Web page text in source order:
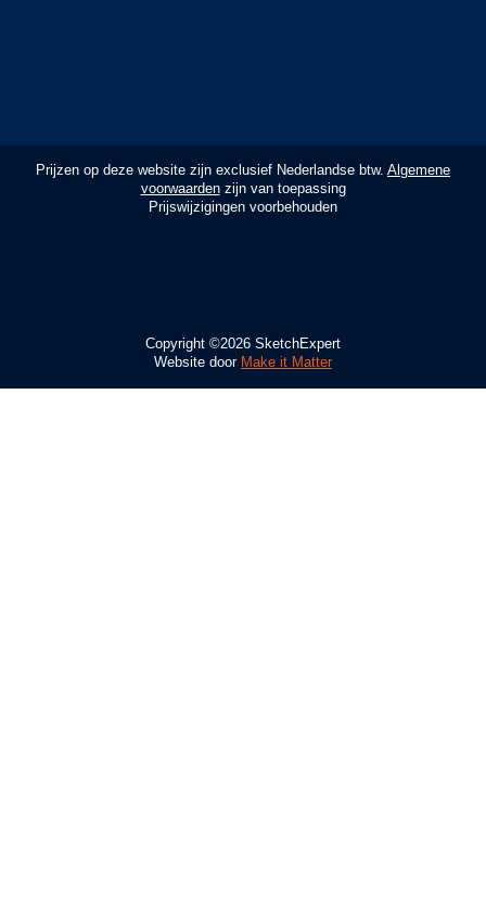
Copyright ©2026 SketchExpert
Website door Make it Matter
Prijzen op deze website zijn exclusief Nederlandse btw. Algemene
voorwaardenzijn van toepassing
Prijswijzigingen voorbehouden